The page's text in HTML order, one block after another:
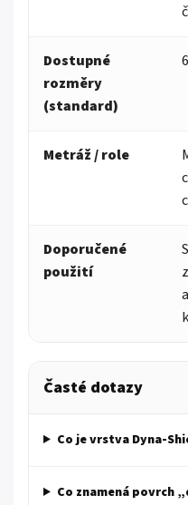
Dostupné
rozměry
(standard)
Metráž / role
Doporučené
použití
Časté dotazy
Co je vrstva Dyna-
Co znamená povrch